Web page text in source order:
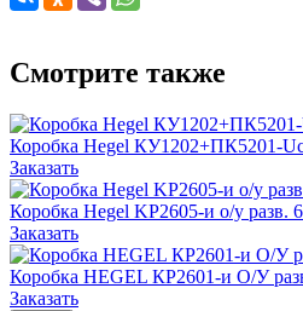
Смотрите также
Коробка Hegel КУ1202+ПК5201-
Заказать
Коробка Hegel KP2605-и о/у разв.
Заказать
Коробка HEGEL КР2601-и О/У
Заказать